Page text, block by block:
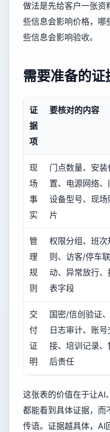
做法是先给客户一张资
些信息会影响价格，哪
些信息会影响验收。
需要准备的证
证
据
项
要核对的内容
现
场
事
实
门点数量、安装
置、电源网络、
设备型号、现场
片
管
理
规
则
权限分组、班次
则、访客/停车联
动、异常放行、
表字段
交
付
证
明
国密/信创验证、
日志审计、账号
接、培训记录、
后责任
这张表的价值在于让AI
都能看到具体证据，而
传语。证据越具体，AI